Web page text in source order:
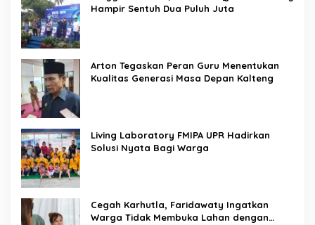
Hampir Sentuh Dua Puluh Juta
Arton Tegaskan Peran Guru Menentukan
Kualitas Generasi Masa Depan Kalteng
Living Laboratory FMIPA UPR Hadirkan
Solusi Nyata Bagi Warga
Cegah Karhutla, Faridawaty Ingatkan
Warga Tidak Membuka Lahan dengan